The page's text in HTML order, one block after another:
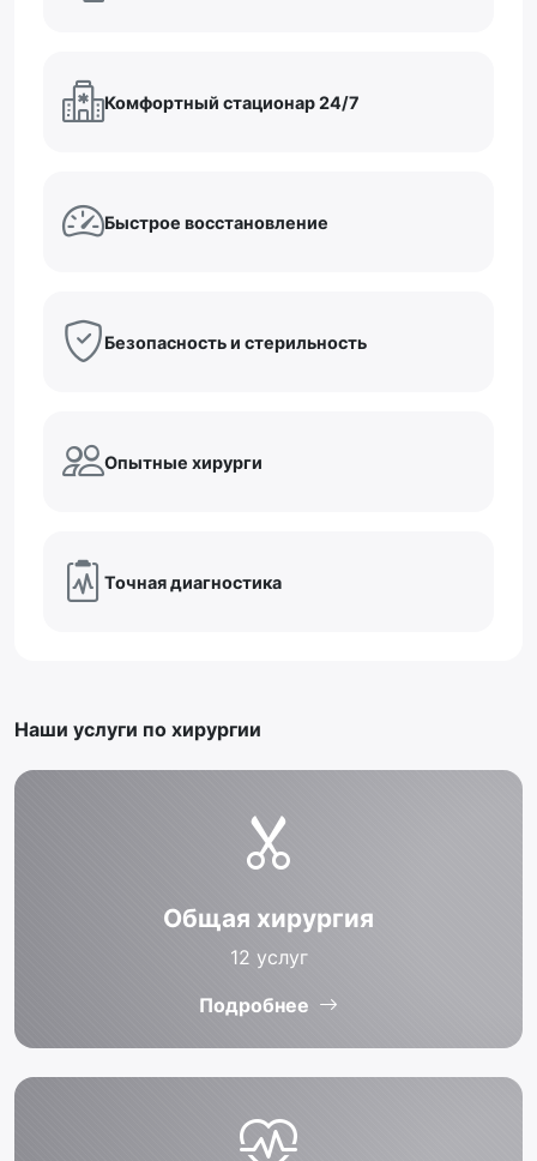
Комфортный стационар 24/7
Быстрое восстановление
Безопасность и стерильность
Опытные хирурги
Точная диагностика
Наши услуги по хирургии
Общая хирургия
12 услуг
Подробнее